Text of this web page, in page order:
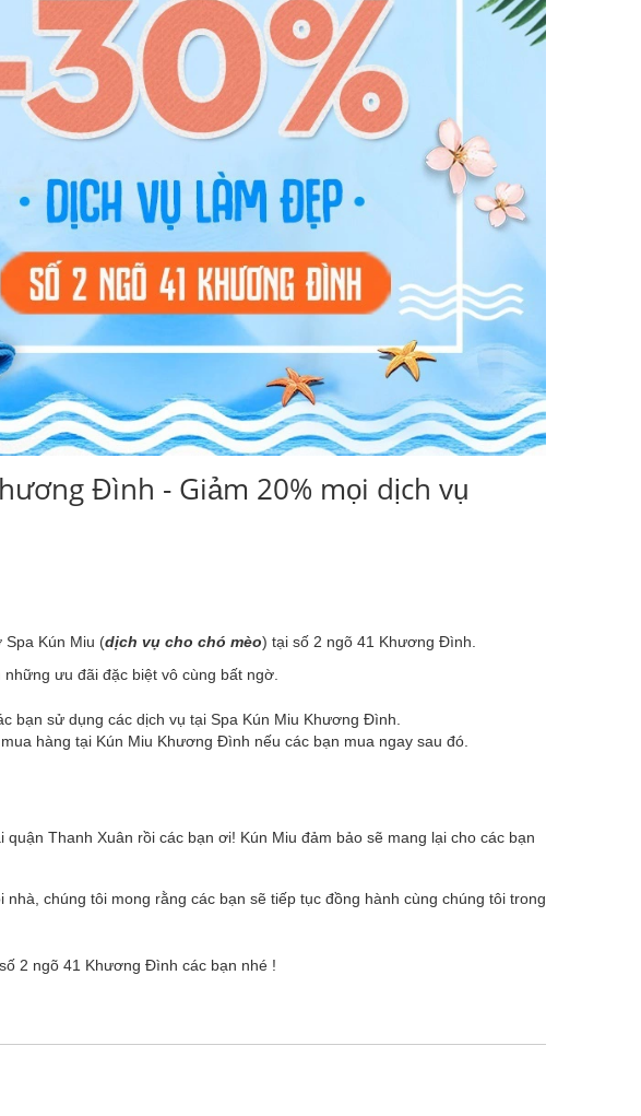
Đình - Giảm 20% mọi dịch vụ
Kún Miu (dịch vụ cho chó mèo) tại số 2 ngõ 41 Khương Đình.
ưu đãi đặc biệt vô cùng bất ngờ.
bạn sử dụng các dịch vụ tại Spa Kún Miu Khương Đình.
hàng tại Kún Miu Khương Đình nếu các bạn mua ngay sau đó.
quận Thanh Xuân rồi các bạn ơi! Kún Miu đảm bảo sẽ mang lại cho các bạn
chúng tôi mong rằng các bạn sẽ tiếp tục đồng hành cùng chúng tôi trong
2 ngõ 41 Khương Đình các bạn nhé !